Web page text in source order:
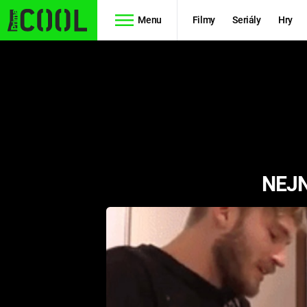
Menu Filmy Seriály Hry
RYCHLE A
ZBĚSILE 10
PREDÁTOR